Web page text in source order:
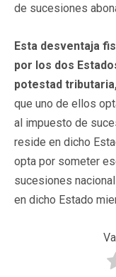
de sucesiones
Esta desventaja
por los dos
potestad
que uno de ellos
al impuesto de
reside en dicho
opta por someter
sucesiones
en dicho Estado